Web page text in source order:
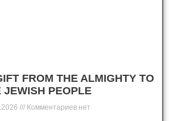
FROM THE ALMIGHTY TO
JEWISH PEOPLE
Комментариев нет